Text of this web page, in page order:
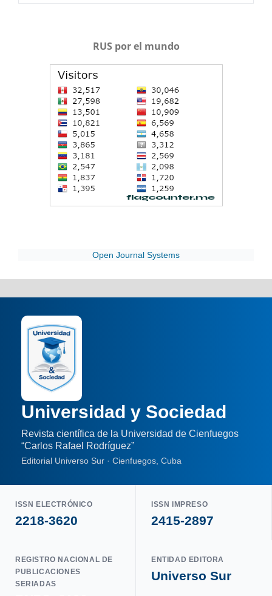
RUS por el mundo
Open Journal Systems
Universidad y Sociedad
Revista científica de la Universidad de Cienfuegos
“Carlos Rafael Rodríguez”
Editorial Universo Sur · Cienfuegos, Cuba
ISSN ELECTRÓNICO
2218-3620
ISSN IMPRESO
2415-2897
REGISTRO NACIONAL DE
PUBLICACIONES
SERIADAS
ENTIDAD EDITORA
Universo Sur